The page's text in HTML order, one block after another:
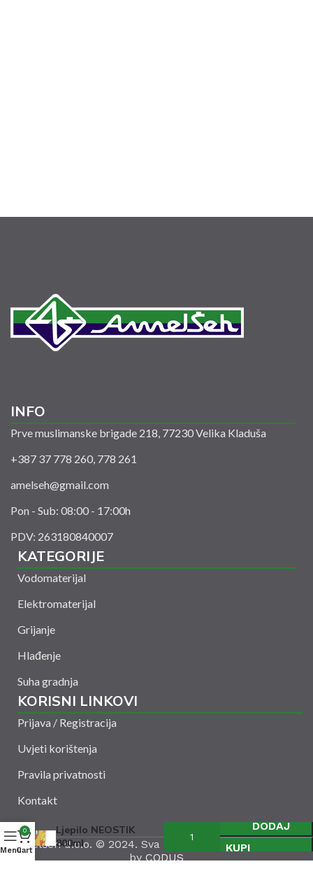
INFO
Prve muslimanske brigade 218, 77230 Velika Kladuša
+387 37 778 260, 778 261
amelseh@gmail.com
Pon - Sub: 08:00 - 17:00h
PDV: 263180840007
KATEGORIJE
Vodomaterijal
Elektromaterijal
Grijanje
Hlađenje
Suha gradnja
KORISNI LINKOVI
Prijava / Registracija
Uvjeti korištenja
Pravila privatnosti
Kontakt
Amelšeh d.o.o. © 2024. Sva prava zadržana. Powered
by CODUS
Ljepilo NEOSTIK
800ml
DODAJ
KUPI
Menu
0
Cart